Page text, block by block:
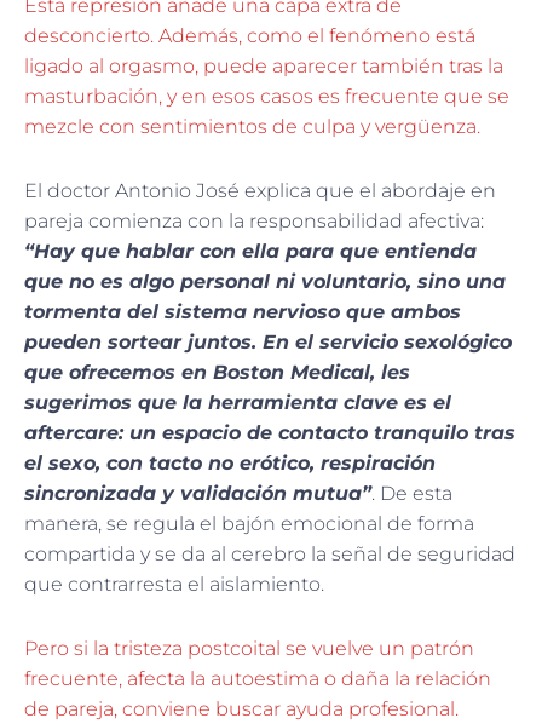
Esta represión añade una capa extra de
desconcierto. Además, como el fenómeno está
ligado al orgasmo, puede aparecer también tras la
masturbación, y en esos casos es frecuente que se
mezcle con sentimientos de culpa y vergüenza.
El doctor Antonio José explica que el abordaje en
pareja comienza con la responsabilidad afectiva:
“Hay que hablar con ella para que entienda
que no es algo personal ni voluntario, sino una
tormenta del sistema nervioso que ambos
pueden sortear juntos. En el servicio sexológico
que ofrecemos en Boston Medical, les
sugerimos que la herramienta clave es el
aftercare: un espacio de contacto tranquilo tras
el sexo, con tacto no erótico, respiración
sincronizada y validación mutua”. De esta
manera, se regula el bajón emocional de forma
compartida y se da al cerebro la señal de seguridad
que contrarresta el aislamiento.
Pero si la tristeza postcoital se vuelve un patrón
frecuente, afecta la autoestima o daña la relación
de pareja, conviene buscar ayuda profesional.